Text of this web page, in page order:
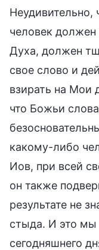
Неудивительно,
человек
Духа, должен
свое слово и
взирать на Мои
что Божьи
какому-либо
Иов, при всей
он также
результате не
стыда. И это
сегодняшнего